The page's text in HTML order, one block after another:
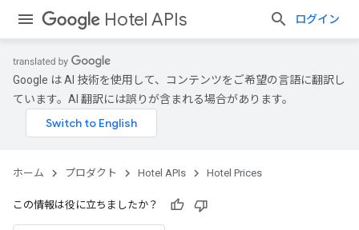
Hotel APIs ログイン
Google は AI 技術を使用して、コンテンツをご希望の言語に翻訳し
ています。AI 翻訳には誤りが含まれる場合があります。
ホーム プロダクト Hotel APIs Hotel Prices
この情報は役に立ちましたか？